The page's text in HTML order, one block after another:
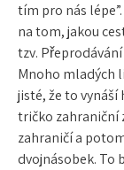
tím pro nás
na tom, jakou
tzv.
Mnoho mladých
jisté, že to
tričko zahraniční
zahraničí a
dvojnásobek. To